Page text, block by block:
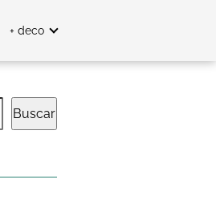
+ deco
Buscar